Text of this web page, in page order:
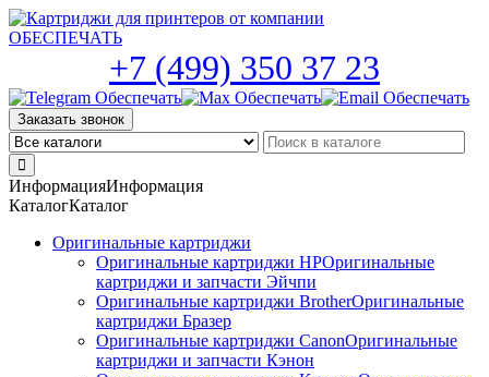
Skip
to
+7 (499) 350 37 23
Заказать звонок
ИнформацияИнформация
КаталогКаталог
Оригинальные картриджи
Оригинальные картриджи HPОригинальные
картриджи и запчасти Эйчпи
Оригинальные картриджи BrotherОригинальные
картриджи Бразер
Оригинальные картриджи CanonОригинальные
картриджи и запчасти Кэнон